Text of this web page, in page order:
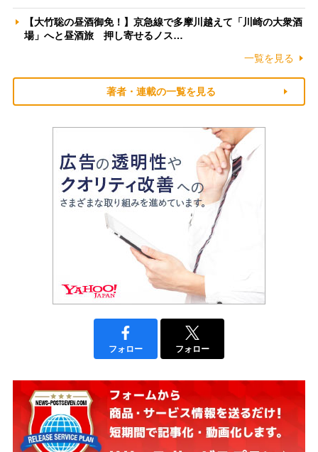
【大竹聡の昼酒御免！】京急線で多摩川越えて「川崎の大衆酒
場」へと昼酒旅 押し寄せるノス…
一覧を見る
著者・連載の一覧を見る
フォロー フォロー